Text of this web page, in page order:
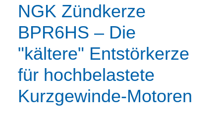
NGK Zündkerze
BPR6HS – Die
"kältere" Entstörkerze
für hochbelastete
Kurzgewinde-Motoren